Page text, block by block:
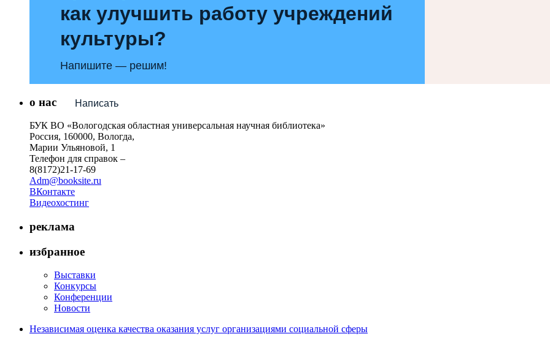
как улучшить работу учреждений
культуры?
Напишите — решим!
Написать
о нас
БУК ВО «Вологодская областная универсальная научная библиотека»
Россия, 160000, Вологда,
Марии Ульяновой, 1
Телефон для справок –
8(8172)21-17-69
Adm@booksite.ru
ВКонтакте
Видеохостинг
реклама
избранное
Выставки
Конкурсы
Конференции
Новости
Независимая оценка качества оказания услуг организациями социальной сферы